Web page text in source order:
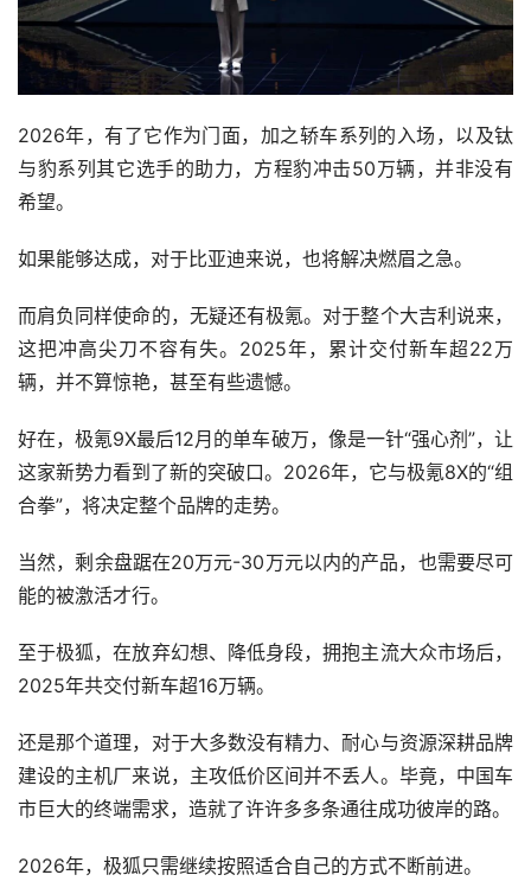
2026年，有了它作为门面，加之轿车系列的入场，以及钛
与豹系列其它选手的助力，方程豹冲击50万辆，并非没有
希望。
如果能够达成，对于比亚迪来说，也将解决燃眉之急。
而肩负同样使命的，无疑还有极氪。对于整个大吉利说来，
这把冲高尖刀不容有失。2025年，累计交付新车超22万
辆，并不算惊艳，甚至有些遗憾。
好在，极氪9X最后12月的单车破万，像是一针“强心剂”，让
这家新势力看到了新的突破口。2026年，它与极氪8X的“组
合拳”，将决定整个品牌的走势。
当然，剩余盘踞在20万元-30万元以内的产品，也需要尽可
能的被激活才行。
至于极狐，在放弃幻想、降低身段，拥抱主流大众市场后，
2025年共交付新车超16万辆。
还是那个道理，对于大多数没有精力、耐心与资源深耕品牌
建设的主机厂来说，主攻低价区间并不丢人。毕竟，中国车
市巨大的终端需求，造就了许许多多条通往成功彼岸的路。
2026年，极狐只需继续按照适合自己的方式不断前进。